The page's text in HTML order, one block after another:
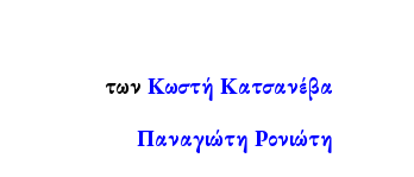
των Κωστή Κατσανέβα
Παναγιώτη Ρονιώτη